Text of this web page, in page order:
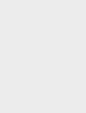
Christmas